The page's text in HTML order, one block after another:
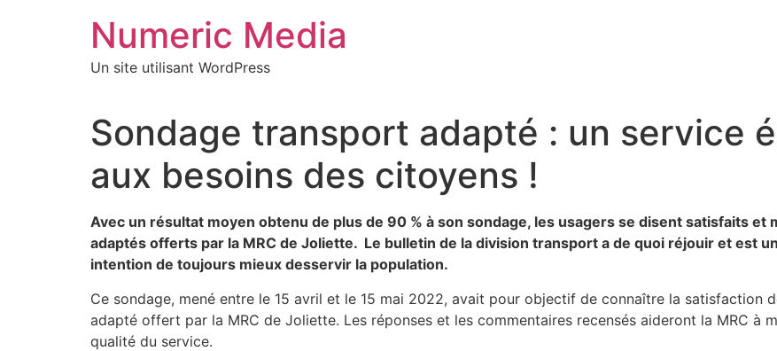
Numeric Media
Un site utilisant WordPress
Sondage transport adapté : un service
aux besoins des citoyens !
Avec un résultat moyen obtenu de plus de 90 % à son sondage, les usagers se disent satisfaits
adaptés offerts par la MRC de Joliette. Le bulletin de la division transport a de quoi réjouir et est
intention de toujours mieux desservir la population.
Ce sondage, mené entre le 15 avril et le 15 mai 2022, avait pour objectif de connaître la satisfaction
adapté offert par la MRC de Joliette. Les réponses et les commentaires recensés aideront la MRC à
qualité du service.